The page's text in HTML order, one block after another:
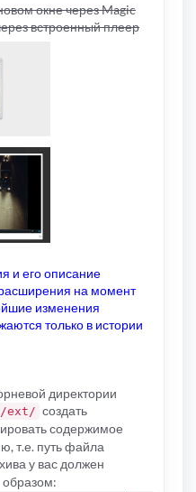
окне через Magic
встроенный плеер
и его описание
на момент
изменения
только в истории
директории
/ext/ создать
содержимое
т.е. путь файла
у вас должен